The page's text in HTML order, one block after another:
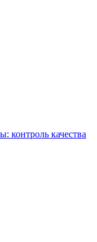
контроль качества